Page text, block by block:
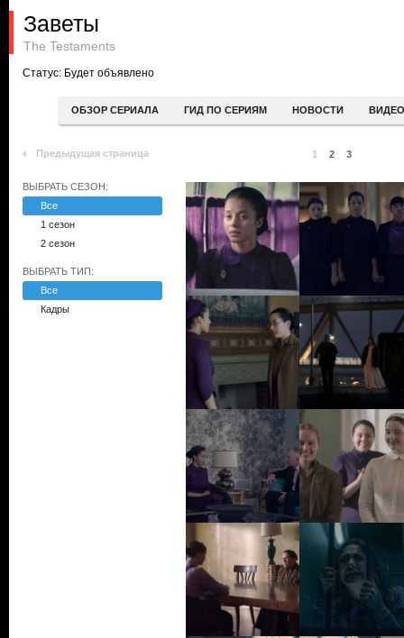
Заветы
The Testaments
Статус: Будет объявлено
ОБЗОР СЕРИАЛА ГИД ПО СЕРИЯМ НОВОСТИ ВИДЕО
Предыдущая страница 1 2 3
ВЫБРАТЬ СЕЗОН:
Все
1 сезон
2 сезон
ВЫБРАТЬ ТИП:
Все
Кадры